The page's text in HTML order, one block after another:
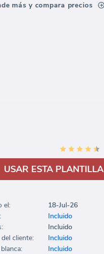
más y compara precios
USAR ESTA PLANTILLA
el:
18-Jul-26
Incluido
Incluido
cliente:
Incluido
Incluido